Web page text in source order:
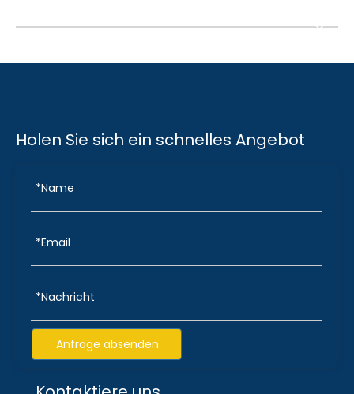
Holen Sie sich ein schnelles Angebot
Anfrage absenden